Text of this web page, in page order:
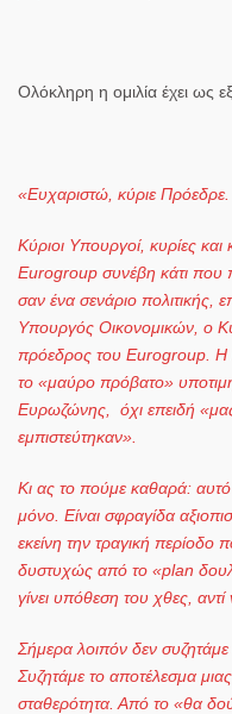
Ολόκληρη η ομιλία έχει ως
«Ευχαριστώ, κύριε Πρόεδρε.
Κύριοι Υπουργοί, κυρίες
Eurogroup συνέβη κάτι που
σαν ένα σενάριο πολιτικής,
Υπουργός Οικονομικών, ο
πρόεδρος του Eurogroup. Η
το «μαύρο πρόβατο»
Ευρωζώνης, όχι επειδή
εμπιστεύτηκαν».
Κι ας το πούμε καθαρά:
μόνο. Είναι σφραγίδα
εκείνη την τραγική περίοδο
δυστυχώς από το «plan
γίνει υπόθεση του χθες,
Σήμερα λοιπόν δεν
Συζητάμε το αποτέλεσμα
σταθερότητα. Από το «θα